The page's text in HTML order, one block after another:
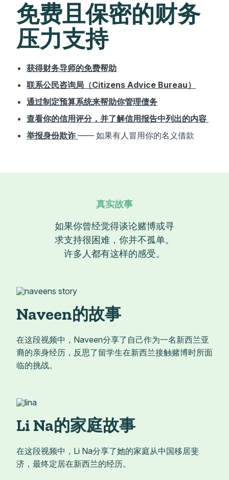
免费且保密的财务
压力支持
获得财务导师的免费帮助
联系公民咨询局（Citizens Advice Bureau）
通过制定预算系统来帮助你管理债务
查看你的信用评分，并了解信用报告中列出的内容
举报身份欺诈 —— 如果有人冒用你的名义借款
真实故事
如果你曾经觉得谈论赌博或寻
求支持很困难，你并不孤单。
许多人都有这样的感受。
Naveen的故事
在这段视频中，Naveen分享了自己作为一名新西兰亚
裔的亲身经历，反思了留学生在新西兰接触赌博时所面
临的挑战。
Li Na的家庭故事
在这段视频中，Li Na分享了她的家庭从中国移居斐
济，最终定居在新西兰的经历。